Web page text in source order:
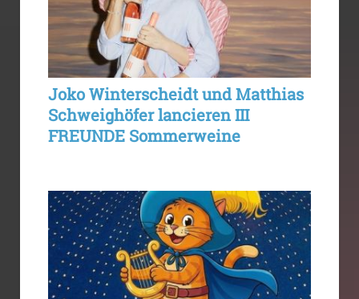
Joko Winterscheidt und Matthias
Schweighöfer lancieren III
FREUNDE Sommerweine